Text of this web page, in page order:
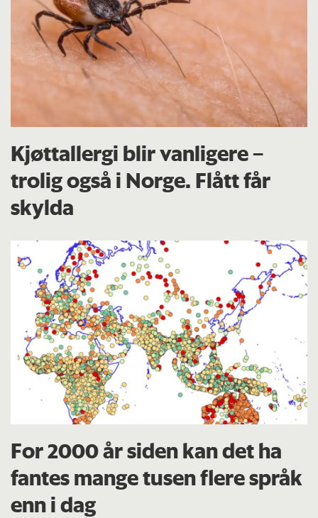
Kjøttallergi blir vanligere –
trolig også i Norge. Flått får
skylda
For 2000 år siden kan det ha
fantes mange tusen flere språk
enn i dag